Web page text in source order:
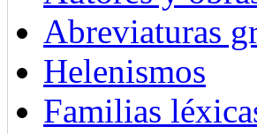
Abreviaturas
Helenismos
Familias